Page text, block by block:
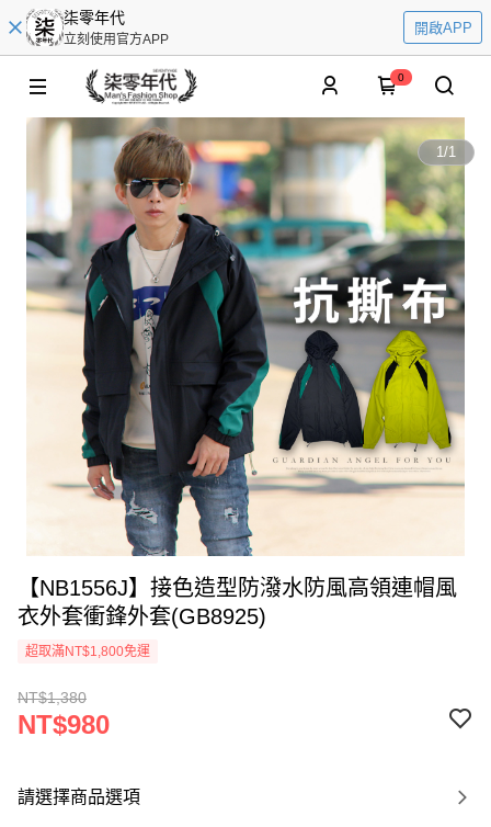
柒零年代
立刻使用官方APP
開啟APP
0
1/1
【NB1556J】接色造型防潑水防風高領連帽風
衣外套衝鋒外套(GB8925)
超取滿NT$1,800免運
NT$1,380
NT$980
請選擇商品選項